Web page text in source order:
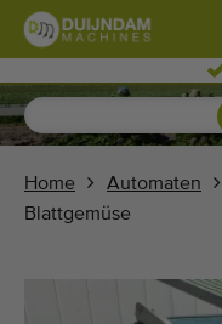
Blumen und Pflanzen
Gewächshausgemüse
Obst
Home Automaten
Blattgemüse